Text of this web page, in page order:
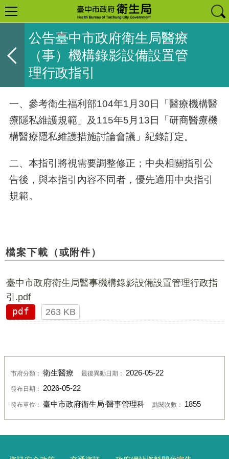
公告臺中市政府衛生局醫療
（事）機構錄影設備設置管
理行政指引
一、參考衛生福利部104年1 月 30日「醫療機構醫
療隱私維護規範」及115年5 月 13日「研商醫療機
構醫療隱私維護措施討論會議」紀錄訂定。
二、本指引將視需要調整修正；中央相關指引公
告後，與本指引內容不同者，優先適用中央指引
規範。
檔案下載（或附件）
臺中市政府衛生局醫事機構錄影設備設置管理行政指
引.pdf
pdf
263 KB
市府分類： 衛生醫療 最後異動日期： 2026-05-22
發布日期： 2026-05-22
發布單位： 臺中市政府衛生局‧醫事管理科 點閱次數： 1855